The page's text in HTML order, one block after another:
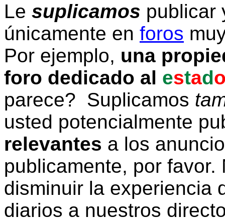
Le suplicamos publicar
únicamente en foros
Por ejemplo, una
foro dedicado al estad
parece? Suplicamos
usted potencialmente
relevantes a los
publicamente, por
disminuir la experiencia
diarios a nuestros